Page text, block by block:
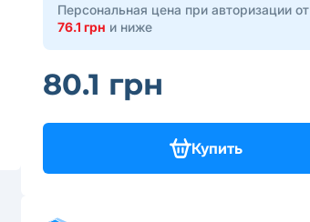
Персональная цена при авторизации от
76.1 грн и ниже
80.1 грн
Купить